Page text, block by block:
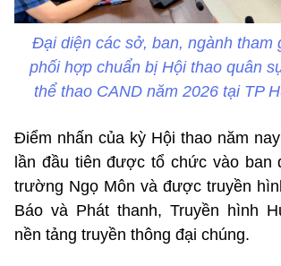
Đại diện các sở, ban, ngành tham
phối hợp chuẩn bị Hội thao quân
thể thao CAND năm 2026 tại TP
Điểm nhấn của kỳ Hội thao năm
lần đầu tiên được tổ chức vào ban
trường Ngọ Môn và được truyền
Báo và Phát thanh, Truyền hình
nền tảng truyền thông đại chúng.